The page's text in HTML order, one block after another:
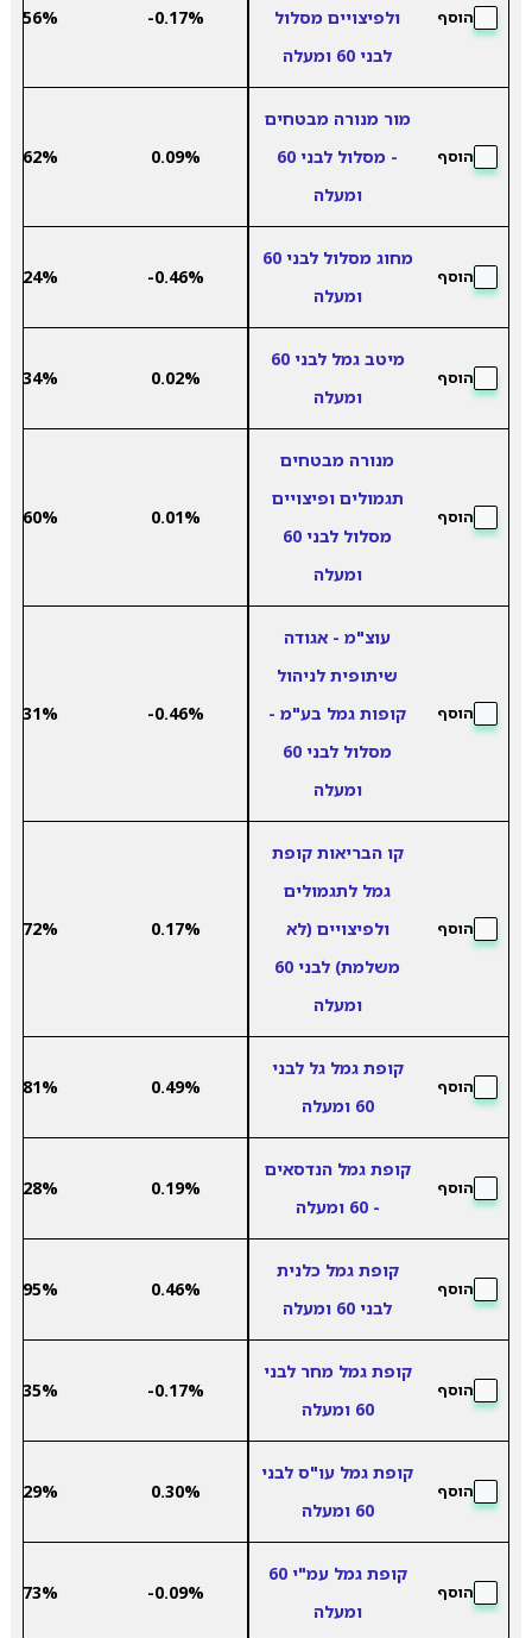
הוסף
ולפיצויים מסלול
לבני 60 ומעלה
-0.17%
4.56%
הוסף
מור מנורה מבטחים
- מסלול לבני 60
ומעלה
0.09%
4.62%
הוסף
מחוג מסלול לבני 60
ומעלה
-0.46%
3.24%
הוסף
מיטב גמל לבני 60
ומעלה
0.02%
4.34%
הוסף
מנורה מבטחים
תגמולים ופיצויים
מסלול לבני 60
ומעלה
0.01%
4.60%
הוסף
עוצ"מ - אגודה
שיתופית לניהול
קופות גמל בע"מ -
מסלול לבני 60
ומעלה
-0.46%
7.31%
הוסף
קו הבריאות קופת
גמל לתגמולים
ולפיצויים (לא
משלמת) לבני 60
ומעלה
0.17%
3.72%
הוסף
קופת גמל גל לבני
60 ומעלה
0.49%
3.81%
הוסף
קופת גמל הנדסאים
- 60 ומעלה
0.19%
5.28%
הוסף
קופת גמל כלנית
לבני 60 ומעלה
0.46%
3.95%
הוסף
קופת גמל מחר לבני
60 ומעלה
-0.17%
4.35%
הוסף
קופת גמל עו"ס לבני
60 ומעלה
0.30%
3.29%
הוסף
קופת גמל עמ"י 60
ומעלה
-0.09%
4.73%